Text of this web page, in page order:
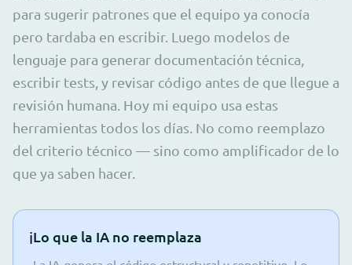
para sugerir patrones que el equipo ya conocía
pero tardaba en escribir. Luego modelos de
lenguaje para generar documentación técnica,
escribir tests, y revisar código antes de que llegue a
revisión humana. Hoy mi equipo usa estas
herramientas todos los días. No como reemplazo
del criterio técnico — sino como amplificador de lo
que ya saben hacer.
ℹ️Lo que la IA no reemplaza